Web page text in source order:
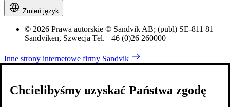
Zmień język
© 2026 Prawa autorskie © Sandvik AB; (publ) SE-811 81
Sandviken, Szwecja Tel. +46 (0)26 260000
Inne strony internetowe firmy Sandvik
Chcielibyśmy uzyskać Państwa zgodę